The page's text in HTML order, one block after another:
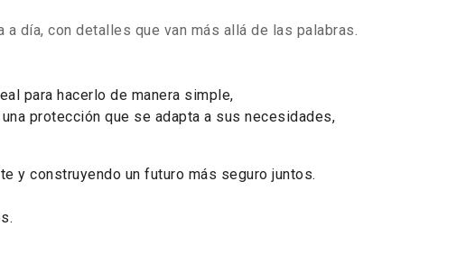
día, con detalles que van más allá de las palabras.
para hacerlo de manera simple,
protección que se adapta a sus necesidades,
y construyendo un futuro más seguro juntos.